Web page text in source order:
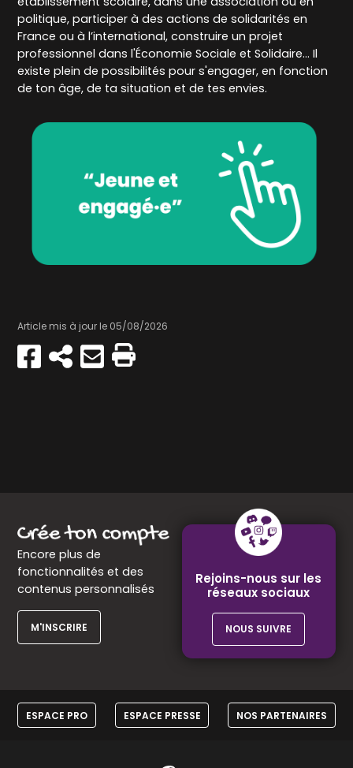
politique, participer à des actions de solidarités en
France ou à l’international, construire un projet
professionnel dans l'Économie Sociale et Solidaire... Il
existe plein de possibilités pour s'engager, en fonction
de ton âge, de ta situation et de tes envies.
Article mis à jour le 05/08/2026
Partager
sur
CopierEnvoyer
par
Imprimer
Encore plus de
fonctionnalités et des
contenus personnalisés
M'INSCRIRE
Rejoins-nous sur les
réseaux sociaux
NOUS SUIVRE
ESPACE PRO ESPACE PRESSE NOS PARTENAIRES